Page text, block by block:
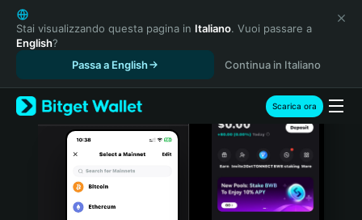
English
日本語
Tiếng Việt
Español (Latinoamérica)
Türkçe
Italiano
Stai visualizzando questa pagina in Italiano. Vuoi passare a
English?
Passa a English
Continua in Italiano
Scarica ora